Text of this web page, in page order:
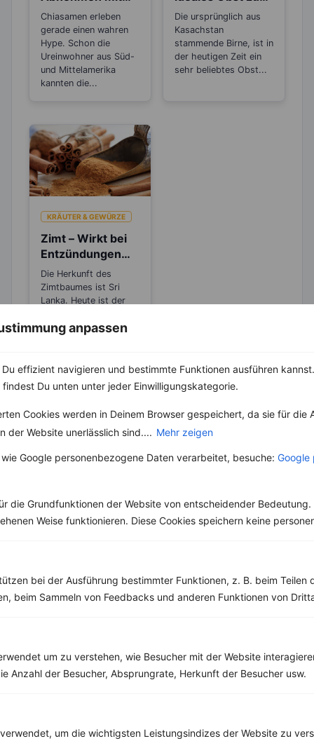
anpassen
effizient navigieren und bestimmte Funktionen ausführen
Du unten unter jeder Einwilligungskategorie.
Cookies werden in Deinem Browser gespeichert, da sie für die
der Website unerlässlich sind.... Mehr zeigen
Google personenbezogene Daten verarbeitet, besuche: Google
die Grundfunktionen der Website von entscheidender Bedeutung.
Weise funktionieren. Diese Cookies speichern keine
bei der Ausführung bestimmter Funktionen, z. B. beim Teilen
beim Sammeln von Feedbacks und anderen Funktionen von
um zu verstehen, wie Besucher mit der Website
Anzahl der Besucher, Absprungrate, Herkunft der Besucher usw.
um die wichtigsten Leistungsindizes der Website zu
dem Superfood
Chiasamen
Chiasamen erleben
gerade einen wahren
Hype. Schon die
Ureinwohner aus Süd-
und Mittelamerika
kannten die...
Abnehmen
Die ursprünglich aus
Kasachstan
stammende Birne, ist in
der heutigen Zeit ein
sehr beliebtes Obst...
KRÄUTER & GEWÜRZE
Zimt – Wirkt bei
Entzündungen
und Rheuma
Die Herkunft des
Zimtbaumes ist Sri
Lanka. Heute ist der
Teilen der...
Weitere Vegetarische Rezepte
‹ ›
Fett:15 g
Eiweiß:24 g
Eiweiß:21 g